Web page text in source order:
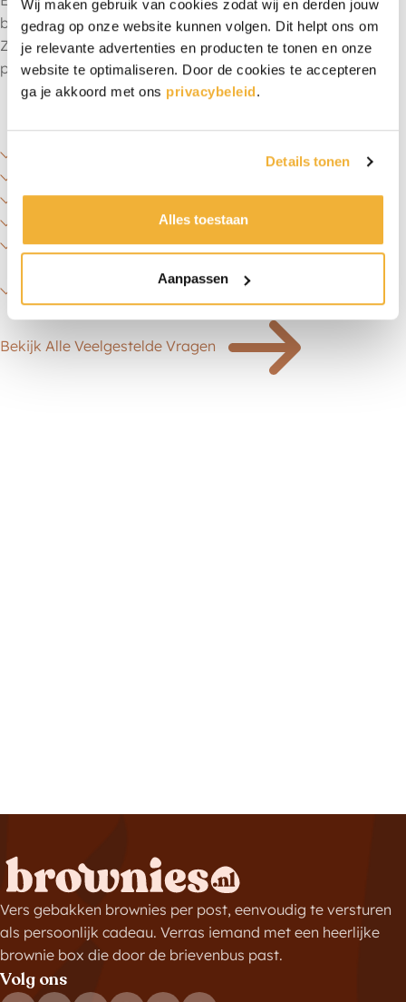
Wij maken gebruik van cookies zodat wij en derden jouw
gedrag op onze website kunnen volgen. Dit helpt ons om
je relevante advertenties en producten te tonen en onze
website te optimaliseren. Door de cookies te accepteren
ga je akkoord met ons privacybeleid.
Details tonen
Alles toestaan
Aanpassen
box
Zo is een doosje blondies een verrassend (lekker) en
persoonlijk cadeau.
Wat is het verschil tussen blondies en brownies?
Zijn blondies geschikt als cadeau?
Kan ik de blondies laten bezorgen?
Kan ik een persoonlijke boodschap toevoegen bij de
Staat je vraag er niet tussen?
Bekijk Alle Veelgestelde Vragen
Vers gebakken brownies per post, eenvoudig te versturen
als persoonlijk cadeau. Verras iemand met een heerlijke
brownie box die door de brievenbus past.
Volg ons